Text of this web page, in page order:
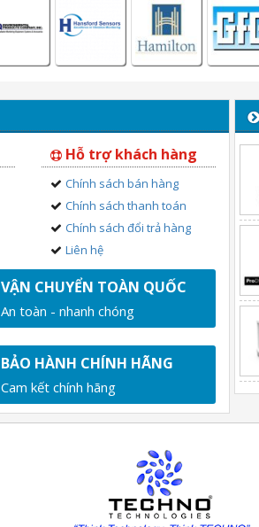
Hỗ trợ khách hàng
Chính sách bán hàng
Chính sách thanh toán
Chính sách đổi trả hàng
Liên hệ
VẬN CHUYỂN TOÀN QUỐC
An toàn - nhanh chóng
BẢO HÀNH CHÍNH HÃNG
Cam kết chính hãng